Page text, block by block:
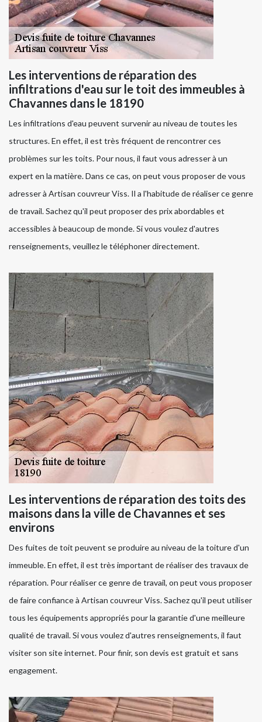
Les interventions de réparation des
infiltrations d'eau sur le toit des immeubles à
Chavannes dans le 18190
Les infiltrations d'eau peuvent survenir au niveau de toutes les
structures. En effet, il est très fréquent de rencontrer ces
problèmes sur les toits. Pour nous, il faut vous adresser à un
expert en la matière. Dans ce cas, on peut vous proposer de vous
adresser à Artisan couvreur Viss. Il a l'habitude de réaliser ce genre
de travail. Sachez qu'il peut proposer des prix abordables et
accessibles à beaucoup de monde. Si vous voulez d'autres
renseignements, veuillez le téléphoner directement.
Les interventions de réparation des toits des
maisons dans la ville de Chavannes et ses
environs
Des fuites de toit peuvent se produire au niveau de la toiture d'un
immeuble. En effet, il est très important de réaliser des travaux de
réparation. Pour réaliser ce genre de travail, on peut vous proposer
de faire confiance à Artisan couvreur Viss. Sachez qu'il peut utiliser
tous les équipements appropriés pour la garantie d'une meilleure
qualité de travail. Si vous voulez d'autres renseignements, il faut
visiter son site internet. Pour finir, son devis est gratuit et sans
engagement.